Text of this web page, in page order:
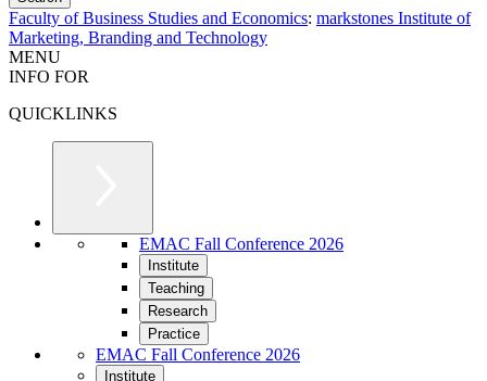
Faculty of Business Studies and Economics: markstones Institute of
Marketing, Branding and Technology
MENU
INFO FOR
QUICKLINKS
EMAC Fall Conference 2026
Institute
Teaching
Research
Practice
EMAC Fall Conference 2026
Institute